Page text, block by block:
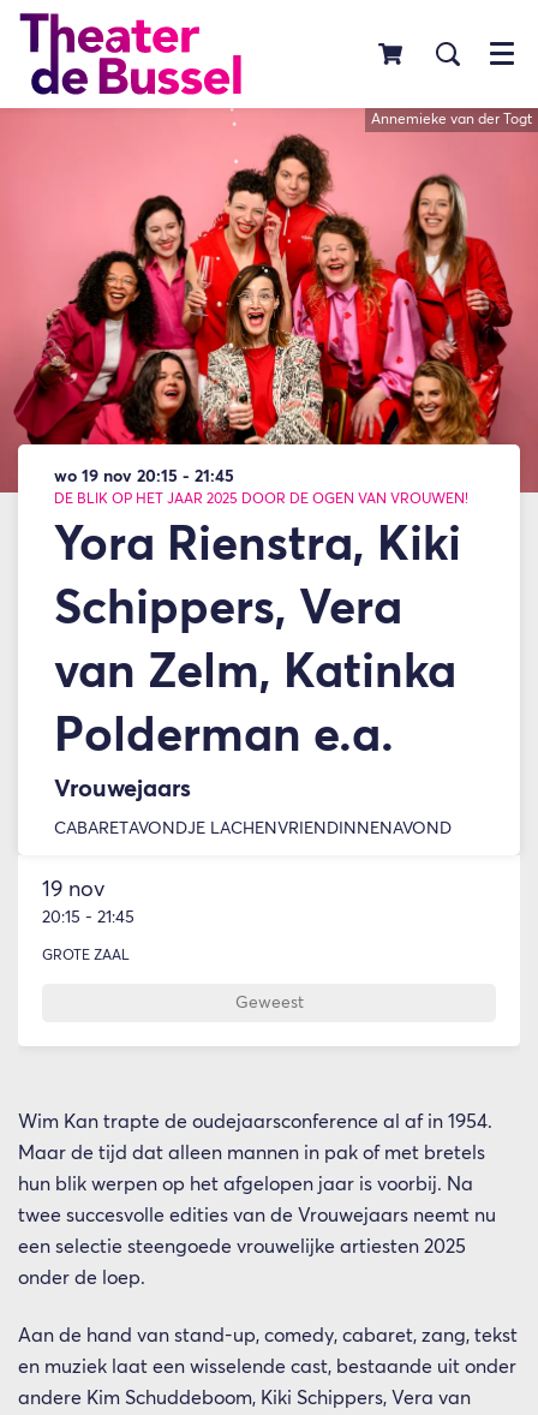
Menu
Annemieke van der Togt
Yora Rienstra, Kiki
Schippers, Vera
van Zelm, Katinka
Polderman e.a.
Vrouwejaars
DE BLIK OP HET JAAR 2025 DOOR DE OGEN VAN VROUWEN!
wo 19 nov 20:15 - 21:45
CABARET AVONDJE LACHEN VRIENDINNENAVOND
19 nov
20:15 - 21:45
GROTE ZAAL
Geweest
Wim Kan trapte de oudejaarsconference al af in 1954.
Maar de tijd dat alleen mannen in pak of met bretels
hun blik werpen op het afgelopen jaar is voorbij. Na
twee succesvolle edities van de Vrouwejaars neemt nu
een selectie steengoede vrouwelijke artiesten 2025
onder de loep.
Aan de hand van stand-up, comedy, cabaret, zang, tekst
en muziek laat een wisselende cast, bestaande uit onder
andere Kim Schuddeboom, Kiki Schippers, Vera van